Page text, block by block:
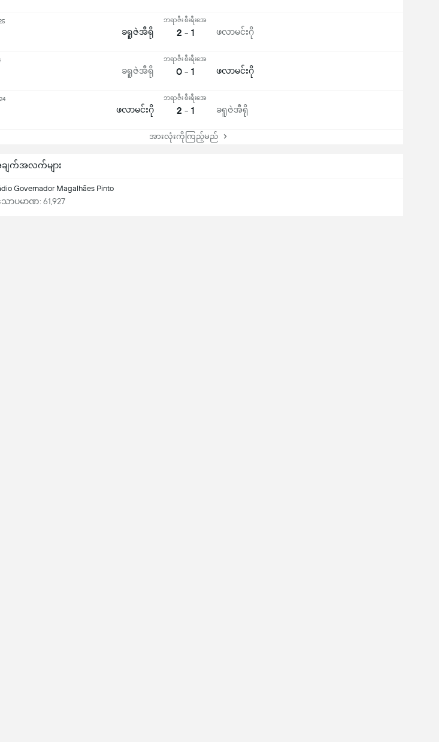
ျက်အလက်များ
Governador Magalhães Pinto
ာပမာဏ: 61,927
ခရူဇဲအီရို
ဘရာဇီး စီးရီးအေ
2 - 1 ဖလာမင်းဂို
ခရူဇဲအီရို
ဘရာဇီး စီးရီးအေ
0 - 1 ဖလာမင်းဂို
ဖလာမင်းဂို
ဘရာဇီး စီးရီးအေ
2 - 1 ခရူဇဲအီရို
အားလုံးကိုကြည့်မည်